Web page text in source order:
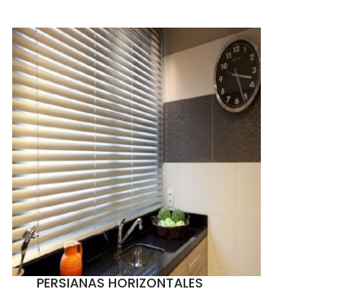
PERSIANAS HORIZONTALES